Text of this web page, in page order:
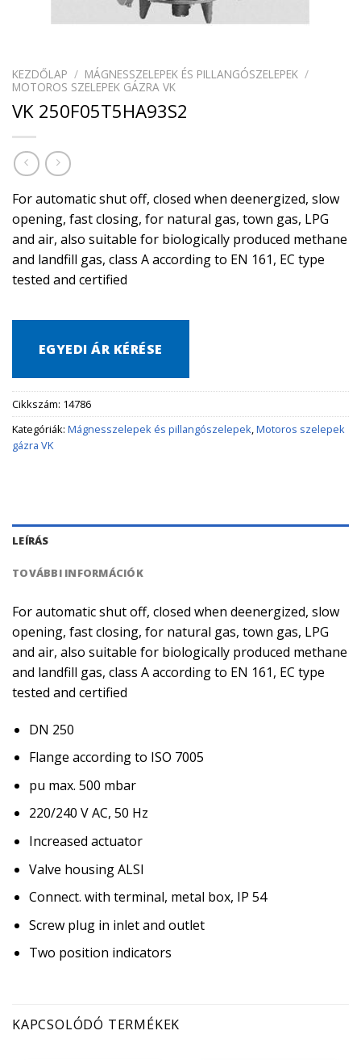
KEZDŐLAP / MÁGNESSZELEPEK ÉS PILLANGÓSZELEPEK /
MOTOROS SZELEPEK GÁZRA VK
VK 250F05T5HA93S2
For automatic shut off, closed when deenergized, slow
opening, fast closing, for natural gas, town gas, LPG
and air, also suitable for biologically produced methane
and landfill gas, class A according to EN 161, EC type
tested and certified
EGYEDI ÁR KÉRÉSE
Cikkszám: 14786
Kategóriák: Mágnesszelepek és pillangószelepek,Motoros szelepek
gázra VK
LEÍRÁS
TOVÁBBI INFORMÁCIÓK
For automatic shut off, closed when deenergized, slow
opening, fast closing, for natural gas, town gas, LPG
and air, also suitable for biologically produced methane
and landfill gas, class A according to EN 161, EC type
tested and certified
DN 250
Flange according to ISO 7005
pu max. 500 mbar
220/240 V AC, 50 Hz
Increased actuator
Valve housing ALSI
Connect. with terminal, metal box, IP 54
Screw plug in inlet and outlet
Two position indicators
KAPCSOLÓDÓ TERMÉKEK